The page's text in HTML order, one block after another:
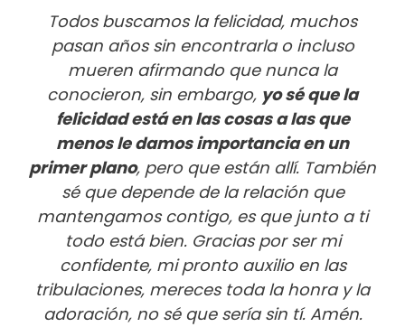
Todos buscamos la felicidad, muchos
pasan años sin encontrarla o incluso
mueren afirmando que nunca la
conocieron, sin embargo, yo sé que la
felicidad está en las cosas a las que
menos le damos importancia en un
primer plano, pero que están allí. También
sé que depende de la relación que
mantengamos contigo, es que junto a ti
todo está bien. Gracias por ser mi
confidente, mi pronto auxilio en las
tribulaciones, mereces toda la honra y la
adoración, no sé que sería sin tí. Amén.